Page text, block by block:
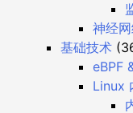
神经
基础技术
eBPF
Linux